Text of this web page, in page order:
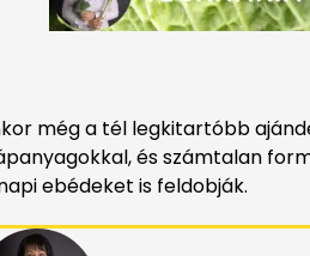
még a tél legkitartóbb
és számtalan
ebédeket is feldobják.